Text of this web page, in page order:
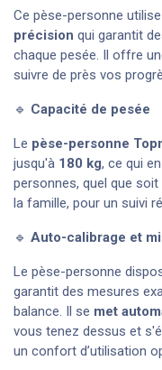
Ce pèse-personne
précision qui garantit
chaque pesée. Il offre
suivre de près vos
🔹 Capacité de pesée
Le pèse-personne
jusqu'à 180 kg, ce qui
personnes, quel que
la famille, pour un suivi
🔹 Auto-calibrage et
Le pèse-personne
garantit des mesures
balance. Il se met
vous tenez dessus et
un confort d’utilisation